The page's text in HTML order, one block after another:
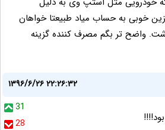
خوبی به حساب میاد طبیعتا خواهان
واضح تر بگم مصرف کننده گزینه
۱۳۹۶/۶/۲۶ ۲۲:۲۶:۳۲
31
28